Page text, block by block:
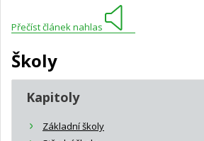
Přečíst článek nahlas
Školy
Kapitoly
Základní školy